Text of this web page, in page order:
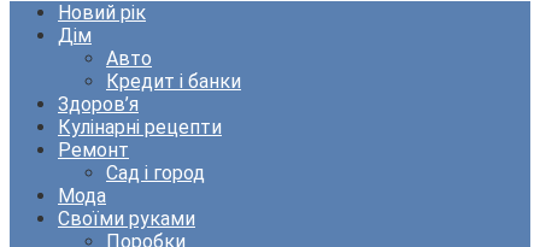
Новий рік
Дім
Авто
Кредит і банки
Здоров’я
Кулінарні рецепти
Ремонт
Сад і город
Мода
Своїми руками
Поробки